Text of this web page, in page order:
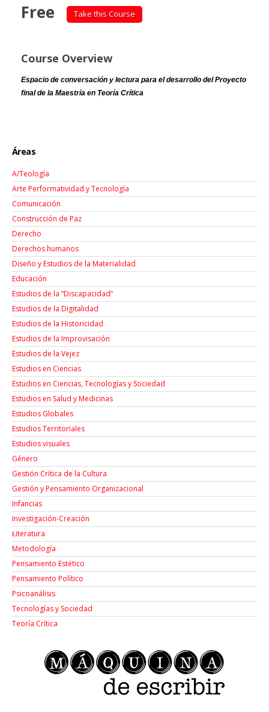
Free Take this Course
Course Overview
Espacio de conversación y lectura para el desarrollo del Proyecto
final de la Maestría en Teoría Crítica
Áreas
A/Teología
Arte Performatividad y Tecnología
Comunicación
Construcción de Paz
Derecho
Derechos humanos
Diseño y Estudios de la Materialidad
Educación
Estudios de la “Discapacidad”
Estudios de la Digitalidad
Estudios de la Historicidad
Estudios de la Improvisación
Estudios de la Vejez
Estudios en Ciencias
Estudios en Ciencias, Tecnologías y Sociedad
Estudios en Salud y Medicinas
Estudios Globales
Estudios Territoriales
Estudios visuales
Género
Gestión Crítica de la Cultura
Gestión y Pensamiento Organizacional
Infancias
Investigación-Creación
Łiteratura
Metodología
Pensamiento Estético
Pensamiento Político
Psicoanálisis
Tecnologías y Sociedad
Teoría Crítica